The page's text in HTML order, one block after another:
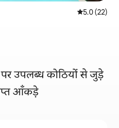
औसत रेटिंग 5
5.0 (22)
पर उपलब्ध कोठियों से जुड़े
आँकड़े